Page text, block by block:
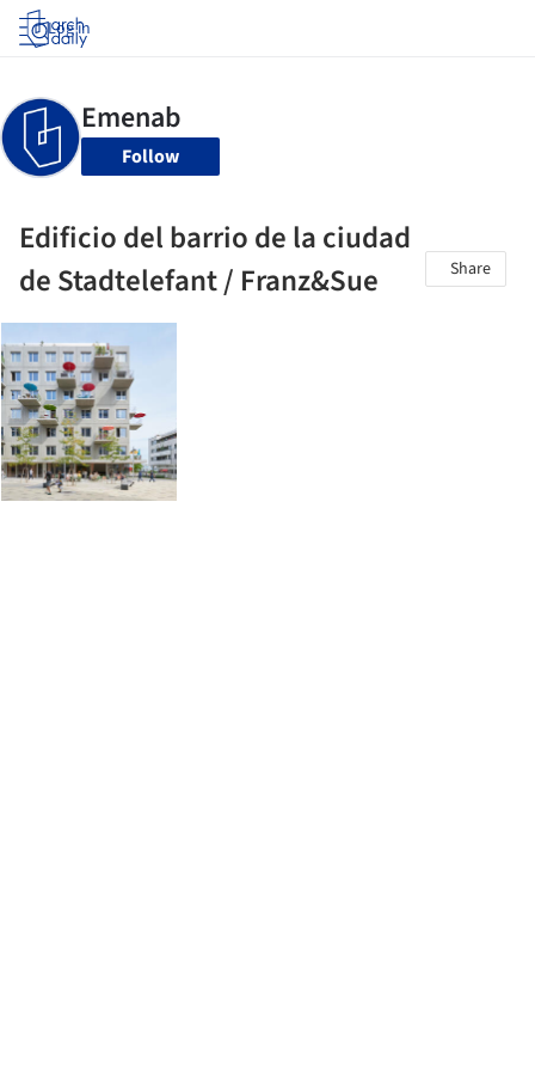
Log in
Follow
Edificio del barrio de la ciudad
de Stadtelefant / Franz&Sue
Share